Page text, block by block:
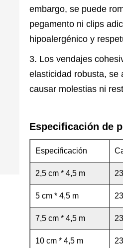
embargo, se puede
pegamento ni clips
hipoalergénico y
3. Los vendajes
elasticidad robusta, se
causar molestias ni
Especificación de
Especificación
2,5 cm * 4,5 m
5 cm * 4,5 m
7,5 cm * 4,5 m
10 cm * 4,5 m